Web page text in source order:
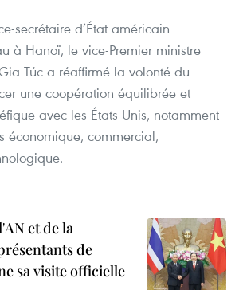
secrétaire d’État américain
à Hanoï, le vice-Premier ministre
Túc a réaffirmé la volonté du
une coopération équilibrée et
avec les États-Unis, notamment
économique, commercial,
et de la
de
sa visite officielle